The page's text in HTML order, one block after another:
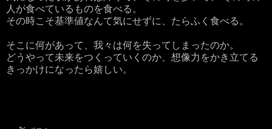
人が食べているものを食べる。
その時こそ基準値なんて気にせずに、たらふく食べる。
そこに何があって、我々は何を失ってしまったのか。
どうやって未来をつくっていくのか、想像力をかき立てる
きっかけになったら嬉しい。